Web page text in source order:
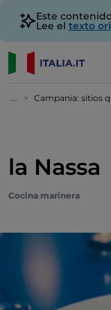
Este
Lee el texto
... Campania: sitios
la Nassa
Cocina marinera